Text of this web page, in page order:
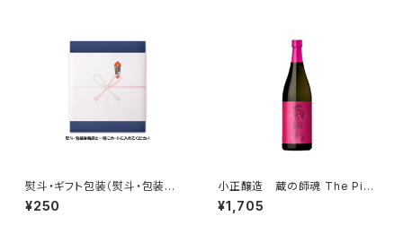
熨斗・ギフト包装（熨斗・包装を
希望の場合は商品と一緒にカー
トに入れてください）
¥250
小正醸造 蔵の師魂 The Pink
720ml 芋焼酎 一升瓶
¥1,705